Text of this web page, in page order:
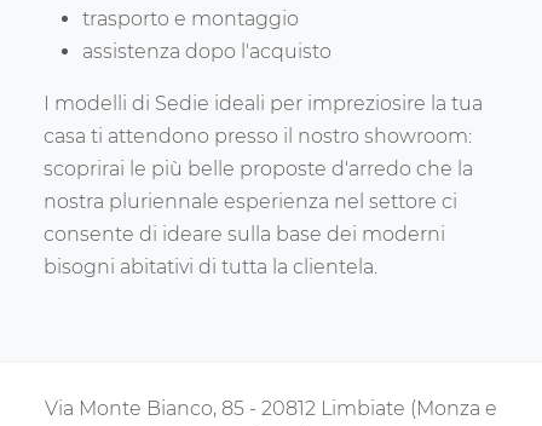
trasporto e montaggio
assistenza dopo l'acquisto
I modelli di Sedie ideali per impreziosire la tua
casa ti attendono presso il nostro showroom:
scoprirai le più belle proposte d'arredo che la
nostra pluriennale esperienza nel settore ci
consente di ideare sulla base dei moderni
bisogni abitativi di tutta la clientela.
Via Monte Bianco, 85 - 20812 Limbiate (Monza e